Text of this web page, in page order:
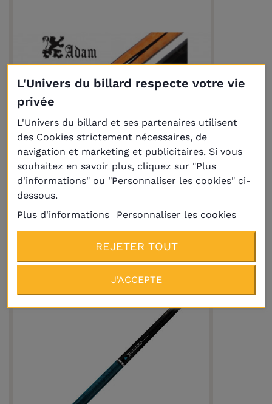
Queue de billard français Adam Nigata
A PARTIR DE259,00 €
L'Univers du billard respecte votre vie
privée
L'Univers du billard et ses partenaires utilisent
des Cookies strictement nécessaires, de
navigation et marketing et publicitaires. Si vous
souhaitez en savoir plus, cliquez sur "Plus
d'informations" ou "Personnaliser les cookies" ci-
dessous.
Plus d'informations
Personnaliser les cookies
REJETER TOUT
J'ACCEPTE